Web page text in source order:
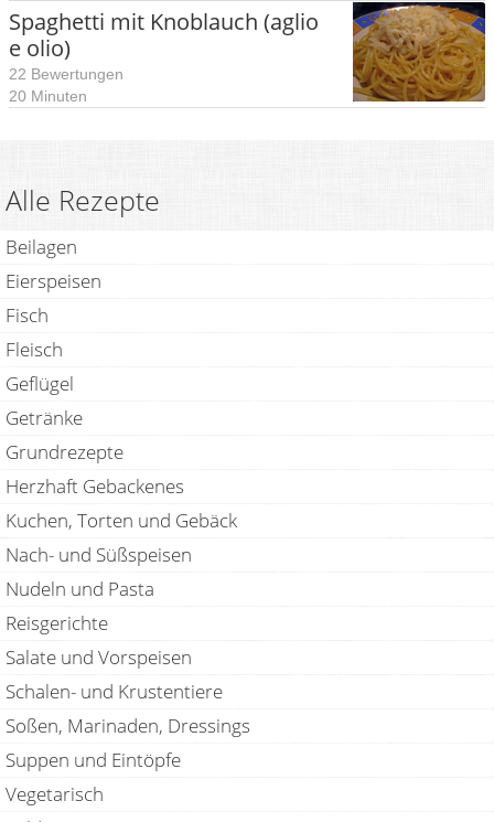
Spaghetti mit Knoblauch (aglio
e olio)
22 Bewertungen
20 Minuten
Alle Rezepte
Beilagen
Eierspeisen
Fisch
Fleisch
Geflügel
Getränke
Grundrezepte
Herzhaft Gebackenes
Kuchen, Torten und Gebäck
Nach- und Süßspeisen
Nudeln und Pasta
Reisgerichte
Salate und Vorspeisen
Schalen- und Krustentiere
Soßen, Marinaden, Dressings
Suppen und Eintöpfe
Vegetarisch